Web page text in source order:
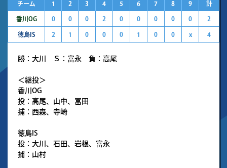
チーム 1 2 3 4 5 6 7 8 9 計
香川OG 0 0 0 2 0 0 0 0 0 2
徳島IS 2 1 0 0 0 1 0 0 x 4
勝：大川 Ｓ：富永 負：高尾
＜継投＞
香川OG
投：高尾、山中、冨田
捕：西森、寺崎
徳島IS
投：大川、石田、岩根、富永
捕：山村